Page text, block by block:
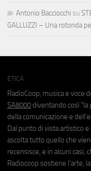
Antonio Bacciocchi su
GALLUZZI – Una rotonda
ETICA
RadioCoop, musica e voce
SA8000 diventando così
della comunicazione e
Dal punto di vista artistico
ascolta tutto quello che
recensisce, e in alcuni casi,
Radiocoop sostiene l'arte,